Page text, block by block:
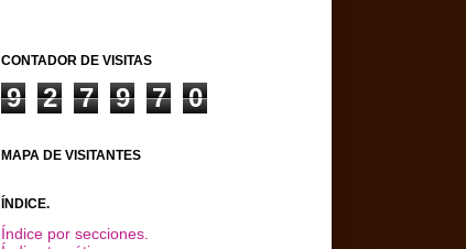
CONTADOR DE VISITAS
9 2 7 9 7 0
MAPA DE VISITANTES
ÍNDICE.
Índice por secciones.